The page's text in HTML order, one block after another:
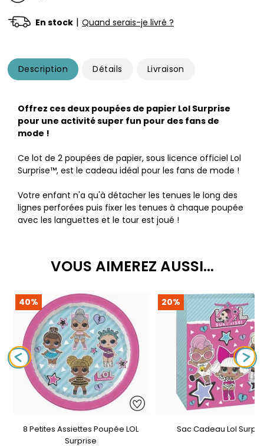
En stock | Quand serais-je livré ?
Description Détails Livraison
Offrez ces deux poupées de papier Lol Surprise
pour une activité super fun pour des fans de
mode !
Ce lot de 2 poupées de papier, sous licence officiel Lol
Surprise™, est le cadeau idéal pour les fans de mode !
Votre enfant n'a qu'à détacher les tenues le long des
lignes perforées puis fixer les tenues à chaque poupée
avec les languettes et le tour est joué !
VOUS AIMEREZ AUSSI...
40%
8 Petites Assiettes Poupée LOL
Surprise
20%
Sac Cadeau Lol